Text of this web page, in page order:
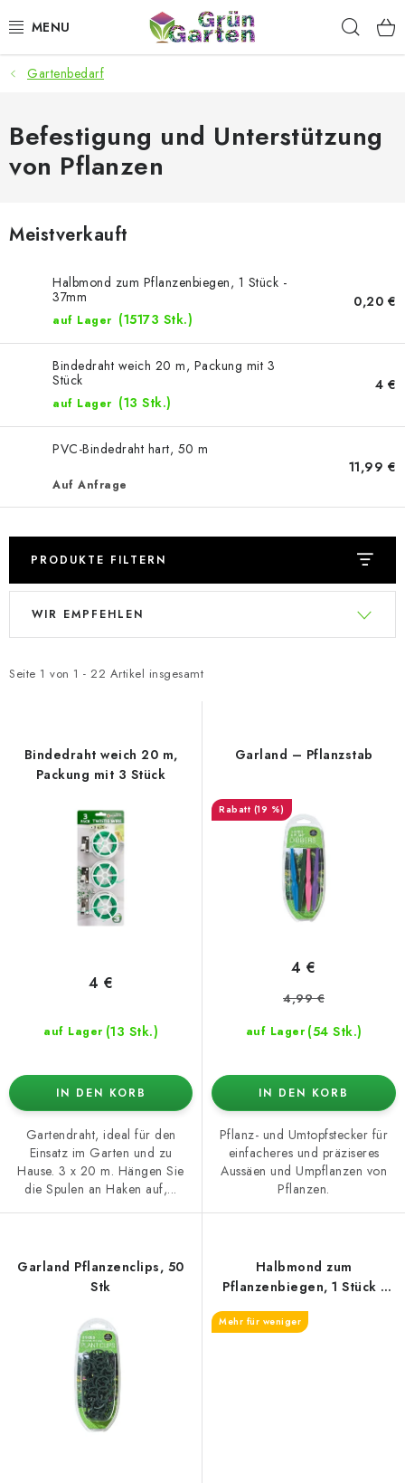
Inhalt
ANGEBOTE
LED PFLANZENLAMPEN
ANBAUBEDARF FÜR DEN HEIMANBAU
SMARTER GARTEN
Geschäftsbewertung Kaufberatung AGB
Datenschutzerklärung
Gartenbedarf
Befestigung und Unterstützung
von Pflanzen
Meistverkauft
Halbmond zum Pflanzenbiegen, 1 Stück -
37mm
auf Lager (15173 Stk.)
0,20 €
Bindedraht weich 20 m, Packung mit 3
Stück
auf Lager (13 Stk.)
4 €
PVC-Bindedraht hart, 50 m
Auf Anfrage
11,99 €
PRODUKTE FILTERN
L
t
Seite 1 von 1 - 22 Artikel insgesamt
P
d
WIR EMPFEHLEN
Bindedraht weich 20 m,
Packung mit 3 Stück
auf Lager (13 Stk.)
4 €
IN DEN KORB
Gartendraht, ideal für den
Einsatz im Garten und zu
Hause. 3 x 20 m. Hängen Sie
die Spulen an Haken auf,...
Garland – Pflanzstab
(19 %)
auf Lager (54 Stk.)
4 €
4,99 €
IN DEN KORB
Pflanz- und Umtopfstecker für
einfacheres und präziseres
Aussäen und Umpflanzen von
Pflanzen.
Garland Pflanzenclips, 50
Stk
Halbmond zum
Pflanzenbiegen, 1 Stück -
27mm
Mehr für weniger